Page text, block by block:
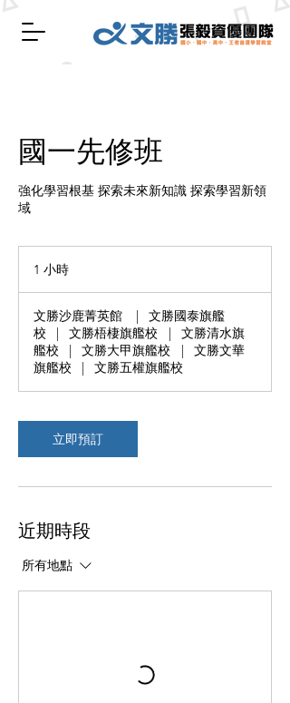
國一先修班
強化學習根基 探索未來新知識 探索學習新領
域
1 小時
文勝沙鹿菁英館
|
文勝國泰旗艦
校
| 文勝梧棲旗艦校 |
文勝清水旗
艦校
| 文勝大甲旗艦校 |
文勝文華
旗艦校
| 文勝五權旗艦校
立即預訂
近期時段
所有地點